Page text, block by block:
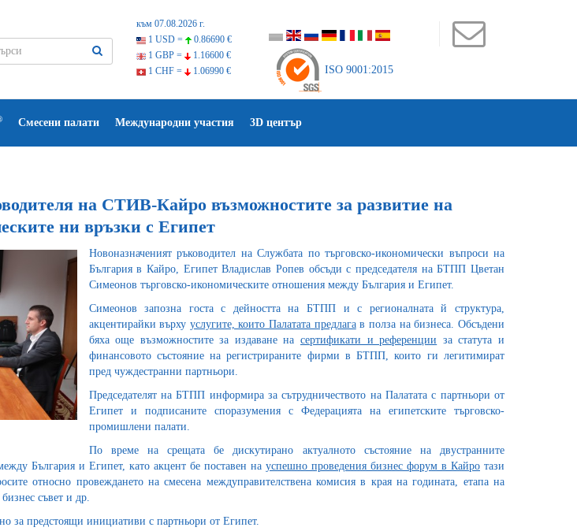
към 07.08.2026 г.
1 USD =
0.86690 €
1 GBP =
1.16600 €
1 CHF =
1.06990 € ISO 9001:2015
Смесени палати Международни участия 3D център
на СТИВ-Кайро възможностите за развитие на
ни връзки с Египет
Новоназначеният ръководител на Службата по търговско-икономически въпроси на
България в Кайро, Египет Владислав Ропев обсъди с председателя на БТПП Цветан
Симеонов търговско-икономическите отношения между България и Египет.
Симеонов запозна госта с дейността на БТПП и с регионалната й структура,
акцентирайки върху услугите, които Палатата предлагав полза на бизнеса. Обсъдени
бяха още възможностите за издаване насертификати и референции за статута и
финансовото състояние на регистрираните фирми в БТПП, които ги легитимират
пред чуждестранни партньори.
Председателят на БТПП информира за сътрудничеството на Палатата с партньори от
Египет и подписаните споразумения с Федерацията на египетските търговско-
промишлени палати.
По време на срещата бе дискутирано актуалното състояние на двустранните
България и Египет, като акцент бе поставен на успешно проведения бизнес форум в Кайротази
относно провеждането на смесена междуправителствена комисия в края на годината, етапа на
съвет и др.
предстоящи инициативи с партньори от Египет.